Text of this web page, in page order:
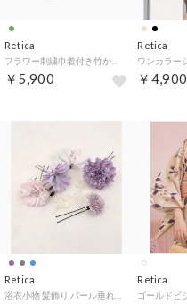
Retica
￥5,900
Retica
￥4,900
Retica
浴衣小物 髪飾り パール垂れ付きニュアンスコサージュ浴衣ヘアアクセサリー6点セット
Retica